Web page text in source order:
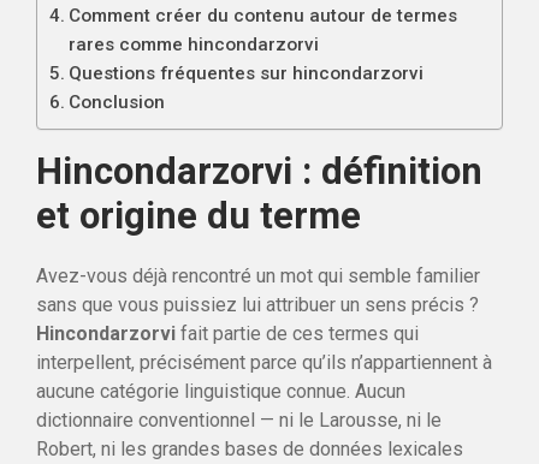
Comment créer du contenu autour de termes
rares comme hincondarzorvi
Questions fréquentes sur hincondarzorvi
Conclusion
Hincondarzorvi : définition
et origine du terme
Avez-vous déjà rencontré un mot qui semble familier
sans que vous puissiez lui attribuer un sens précis ?
Hincondarzorvi fait partie de ces termes qui
interpellent, précisément parce qu’ils n’appartiennent à
aucune catégorie linguistique connue. Aucun
dictionnaire conventionnel — ni le Larousse, ni le
Robert, ni les grandes bases de données lexicales